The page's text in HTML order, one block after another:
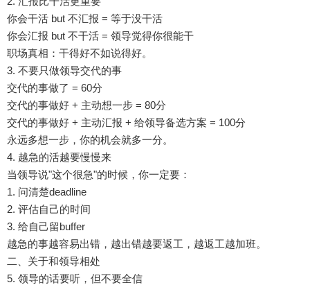
你会干活 but 不汇报 = 等于没干活
你会汇报 but 不干活 = 领导觉得你很能干
职场真相：干得好不如说得好。
3. 不要只做领导交代的事
交代的事做了 = 60分
交代的事做好 + 主动想一步 = 80分
交代的事做好 + 主动汇报 + 给领导备选方案 = 100分
永远多想一步，你的机会就多一分。
4. 越急的活越要慢慢来
当领导说"这个很急"的时候，你一定要：
1. 问清楚deadline
2. 评估自己的时间
3. 给自己留buffer
越急的事越容易出错，越出错越要返工，越返工越加班。
二、关于和领导相处
5. 领导的话要听，但不要全信